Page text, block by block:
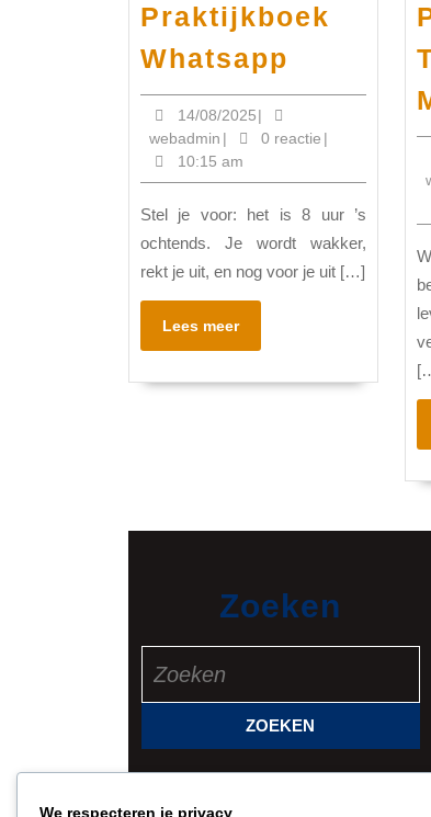
Praktijkboek
Whatsapp
14/08/202514/08/2025
|
webadmin webadmin
| 0 reactie |
10:15 am
Stel je voor: het is 8 uur ’s
ochtends. Je wordt wakker,
rekt je uit, en nog voor je uit […]
Lees meerLees
meer
Wil jij je kostbare tijd effectiever
Zoeken
naar:
We respecteren je privacy